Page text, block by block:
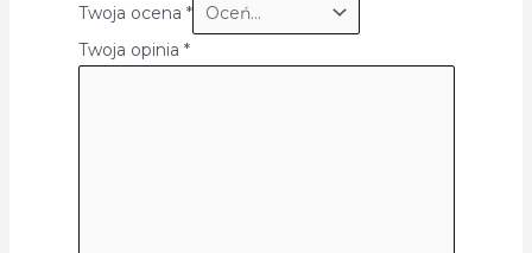
Twoja ocena *
Twoja opinia *